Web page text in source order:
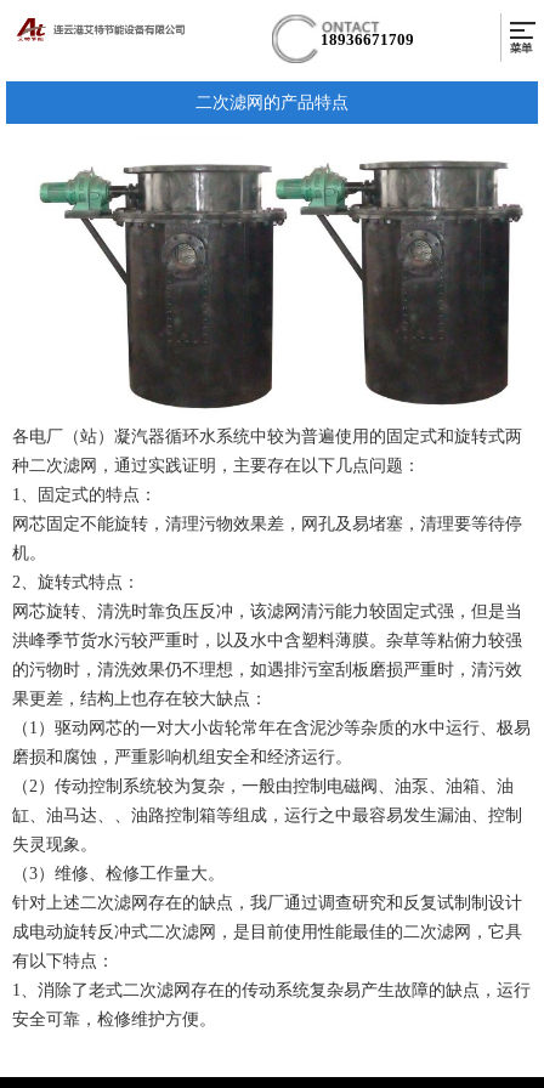
18936671709
二次滤网的产品特点
各电厂（站）凝汽器循环水系统中较为普遍使用的固定式和旋转式两
种二次滤网，通过实践证明，主要存在以下几点问题：
1、固定式的特点：
网芯固定不能旋转，清理污物效果差，网孔及易堵塞，清理要等待停
机。
2、旋转式特点：
网芯旋转、清洗时靠负压反冲，该滤网清污能力较固定式强，但是当
洪峰季节货水污较严重时，以及水中含塑料薄膜。杂草等粘俯力较强
的污物时，清洗效果仍不理想，如遇排污室刮板磨损严重时，清污效
果更差，结构上也存在较大缺点：
（1）驱动网芯的一对大小齿轮常年在含泥沙等杂质的水中运行、极易
磨损和腐蚀，严重影响机组安全和经济运行。
（2）传动控制系统较为复杂，一般由控制电磁阀、油泵、油箱、油
缸、油马达、、油路控制箱等组成，运行之中最容易发生漏油、控制
失灵现象。
（3）维修、检修工作量大。
针对上述二次滤网存在的缺点，我厂通过调查研究和反复试制制设计
成电动旋转反冲式二次滤网，是目前使用性能最佳的二次滤网，它具
有以下特点：
1、消除了老式二次滤网存在的传动系统复杂易产生故障的缺点，运行
安全可靠，检修维护方便。